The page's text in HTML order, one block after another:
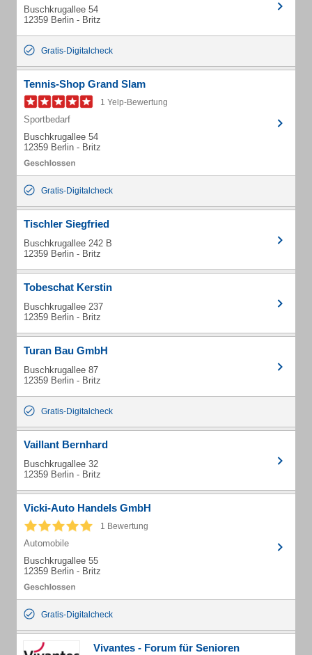
Buschkrugallee 54
12359 Berlin - Britz
Gratis-Digitalcheck
Tennis-Shop Grand Slam
1 Yelp-Bewertung
Sportbedarf
Buschkrugallee 54
12359 Berlin - Britz
Gratis-Digitalcheck
Tischler Siegfried
Buschkrugallee 242 B
12359 Berlin - Britz
Tobeschat Kerstin
Buschkrugallee 237
12359 Berlin - Britz
Turan Bau GmbH
Buschkrugallee 87
12359 Berlin - Britz
Gratis-Digitalcheck
Vaillant Bernhard
Buschkrugallee 32
12359 Berlin - Britz
Vicki-Auto Handels GmbH
1 Bewertung
Automobile
Buschkrugallee 55
12359 Berlin - Britz
Gratis-Digitalcheck
Vivantes - Forum für Senioren